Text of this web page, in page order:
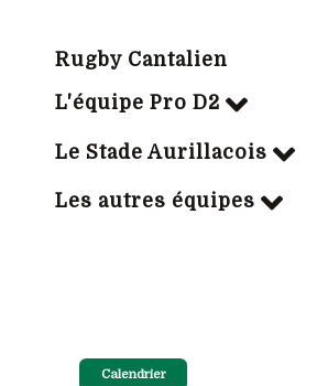
Rugby Cantalien
L'équipe Pro D2
Le Stade Aurillacois
Les autres équipes
Calendrier